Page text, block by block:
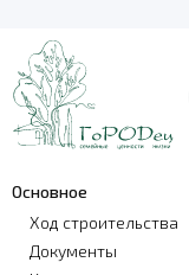
Основное
Ход строительства
Документы